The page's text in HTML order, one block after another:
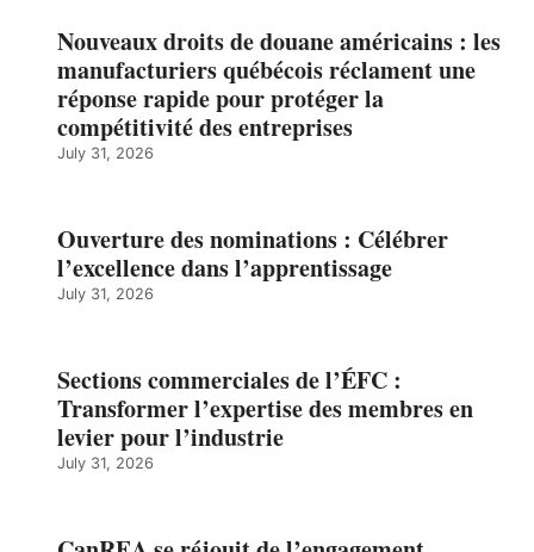
Nouveaux droits de douane américains : les
manufacturiers québécois réclament une
réponse rapide pour protéger la
compétitivité des entreprises
July 31, 2026
Ouverture des nominations : Célébrer
l’excellence dans l’apprentissage
July 31, 2026
Sections commerciales de l’ÉFC :
Transformer l’expertise des membres en
levier pour l’industrie
July 31, 2026